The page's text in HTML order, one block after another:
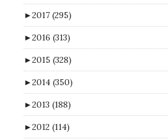
►2017 (295)
►2016 (313)
►2015 (328)
►2014 (350)
►2013 (188)
►2012 (114)